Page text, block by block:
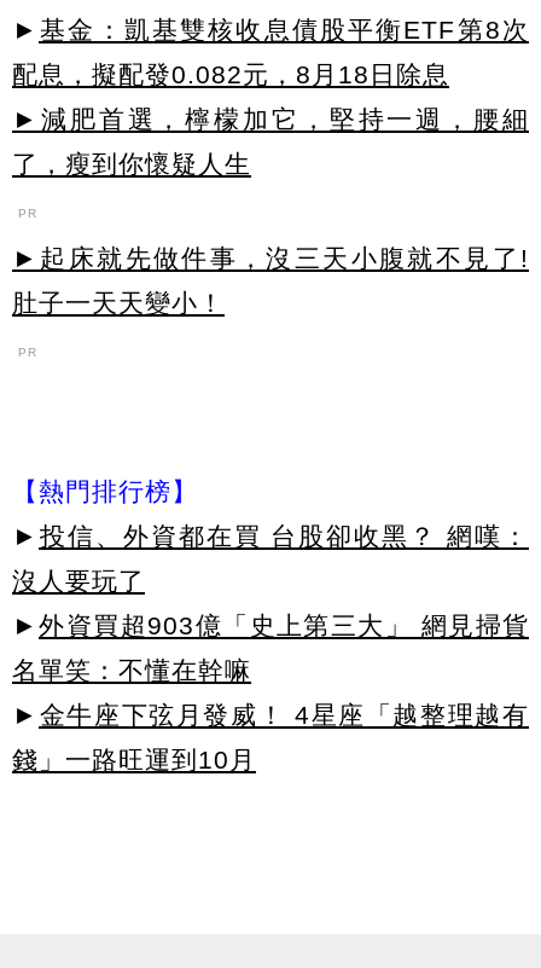
► 基金：凱基雙核收息債股平衡ETF第8次
配息，擬配發0.082元，8月18日除息
►減肥首選，檸檬加它，堅持一週，腰細
了，瘦到你懷疑人生
PR
►起床就先做件事，沒三天小腹就不見了!
肚子一天天變小！
PR
【熱門排行榜】
► 投信、外資都在買 台股卻收黑？ 網嘆：
沒人要玩了
► 外資買超903億「史上第三大」 網見掃貨
名單笑：不懂在幹嘛
► 金牛座下弦月發威！ 4星座「越整理越有
錢」一路旺運到10月